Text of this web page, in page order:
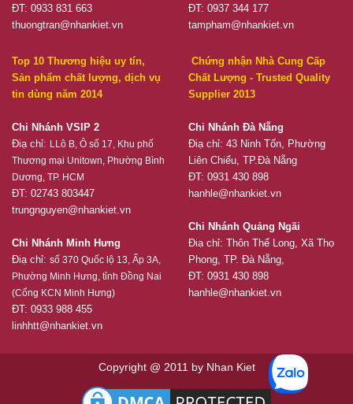
ĐT: 0933 831 663
thuongtran@nhankiet.vn
ĐT: 0937 344 177
tampham@nhankiet.vn
Top 10 Thương hiệu uy tín,
Sản phẩm chất lượng, dịch vụ
tin dùng năm 2014
Chi Nhánh VSIP 2
Điạ chỉ: LLô B, Ô số 17, Khu phố
Thương mại Unitown, Phường Bình
Dương, TP. HCM
ĐT: 02743 803447
trungnguyen@nhankiet.vn
Chi Nhánh Minh Hưng
Điạ chỉ: số 370 Quốc lộ 13, Ấp 3A,
Phường Minh Hưng, tỉnh Đồng Nai
(Cổng KCN Minh Hưng)
ĐT: 0933 988 455
linhhtt@nhankiet.vn
Chứng nhận Nhà Cung Cấp
Chất Lượng - Trusted Quality
Supplier 2013
Chi Nhánh Đà Nẵng
Điạ chỉ: 43 Ninh Tốn, Phường
Liên Chiểu, TP.Đà Nẵng
ĐT: 0931 430 898
hanhle@nhankiet.vn
Chi Nhánh Quảng Ngãi
Điạ chỉ: Thôn Thế Long, Xã Thọ
Phong, TP. Đà Nẵng,
ĐT: 0931 430 898
hanhle@nhankiet.vn
Copyright @ 2011 by Nhan Kiet